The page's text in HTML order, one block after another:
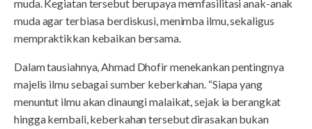
muda. Kegiatan tersebut berupaya memfasilitasi anak-anak
muda agar terbiasa berdiskusi, menimba ilmu, sekaligus
mempraktikkan kebaikan bersama.
Dalam tausiahnya, Ahmad Dhofir menekankan pentingnya
majelis ilmu sebagai sumber keberkahan. “Siapa yang
menuntut ilmu akan dinaungi malaikat, sejak ia berangkat
hingga kembali, keberkahan tersebut dirasakan bukan